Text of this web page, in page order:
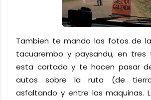
Tambien te mando las fotos de
tacuarembo y paysandu, en
esta cortada y te hacen pasar
autos sobre la ruta (de
asfaltando y entre las maquinas.